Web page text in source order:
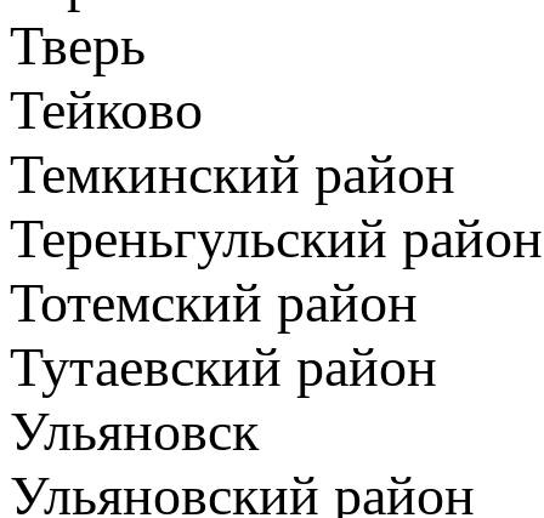
Тверь
Тейково
Темкинский район
Тереньгульский район
Тотемский район
Тутаевский район
Ульяновск
Ульяновский район